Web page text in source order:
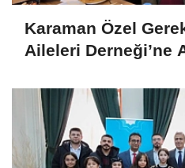
Karaman Özel
Aileleri Derneği’ne